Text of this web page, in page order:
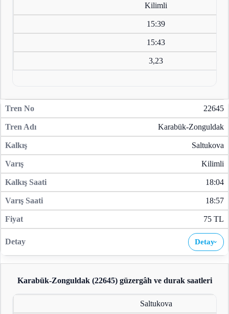
Kilimli
15:39
15:43
3,23
22645
Karabük-Zonguldak
Saltukova
Kilimli
18:04
18:57
75 TL
Detay›
Karabük-Zonguldak (22645)güzergâh ve durak saatleri
Saltukova